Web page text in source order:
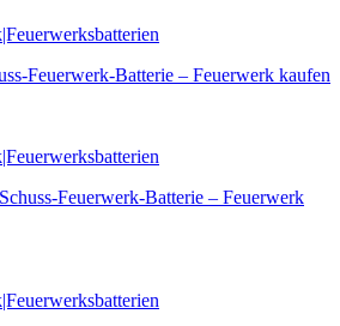
Feuerwerk-Batterie – Feuerwerk kaufen
Feuerwerk-Batterie – Feuerwerk